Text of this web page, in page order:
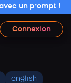
un prompt !
Connexion
english